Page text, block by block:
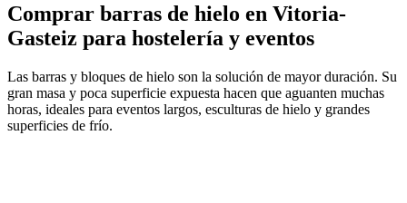
Comprar barras de hielo en Vitoria-
Gasteiz para hostelería y eventos
Las barras y bloques de hielo son la solución de mayor duración. Su
gran masa y poca superficie expuesta hacen que aguanten muchas
horas, ideales para eventos largos, esculturas de hielo y grandes
superficies de frío.